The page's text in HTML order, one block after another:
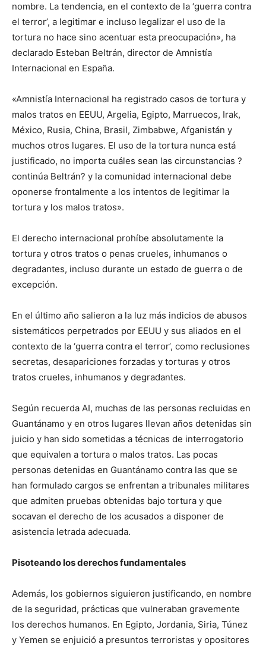
nombre. La tendencia, en el contexto de la ‘guerra contra
el terror’, a legitimar e incluso legalizar el uso de la
tortura no hace sino acentuar esta preocupación», ha
declarado Esteban Beltrán, director de Amnistía
Internacional en España.
«Amnistía Internacional ha registrado casos de tortura y
malos tratos en EEUU, Argelia, Egipto, Marruecos, Irak,
México, Rusia, China, Brasil, Zimbabwe, Afganistán y
muchos otros lugares. El uso de la tortura nunca está
justificado, no importa cuáles sean las circunstancias ?
continúa Beltrán? y la comunidad internacional debe
oponerse frontalmente a los intentos de legitimar la
tortura y los malos tratos».
El derecho internacional prohíbe absolutamente la
tortura y otros tratos o penas crueles, inhumanos o
degradantes, incluso durante un estado de guerra o de
excepción.
En el último año salieron a la luz más indicios de abusos
sistemáticos perpetrados por EEUU y sus aliados en el
contexto de la ‘guerra contra el terror’, como reclusiones
secretas, desapariciones forzadas y torturas y otros
tratos crueles, inhumanos y degradantes.
Según recuerda AI, muchas de las personas recluidas en
Guantánamo y en otros lugares llevan años detenidas sin
juicio y han sido sometidas a técnicas de interrogatorio
que equivalen a tortura o malos tratos. Las pocas
personas detenidas en Guantánamo contra las que se
han formulado cargos se enfrentan a tribunales militares
que admiten pruebas obtenidas bajo tortura y que
socavan el derecho de los acusados a disponer de
asistencia letrada adecuada.
Pisoteando los derechos fundamentales
Además, los gobiernos siguieron justificando, en nombre
de la seguridad, prácticas que vulneraban gravemente
los derechos humanos. En Egipto, Jordania, Siria, Túnez
y Yemen se enjuició a presuntos terroristas y opositores